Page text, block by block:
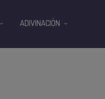
ADIVINACIÓN